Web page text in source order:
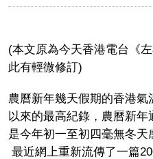
(本文原為今天香港電台《
此有輕微修訂)
農曆新年幾天假期的香港
以來的最高紀錄，農曆新
是今年初一至初四毫無冬天
最近網上重新流傳了一篇